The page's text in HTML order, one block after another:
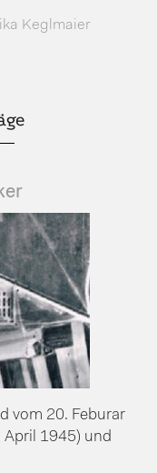
Keglmaier
vom 20. Feburar
April 1945) und